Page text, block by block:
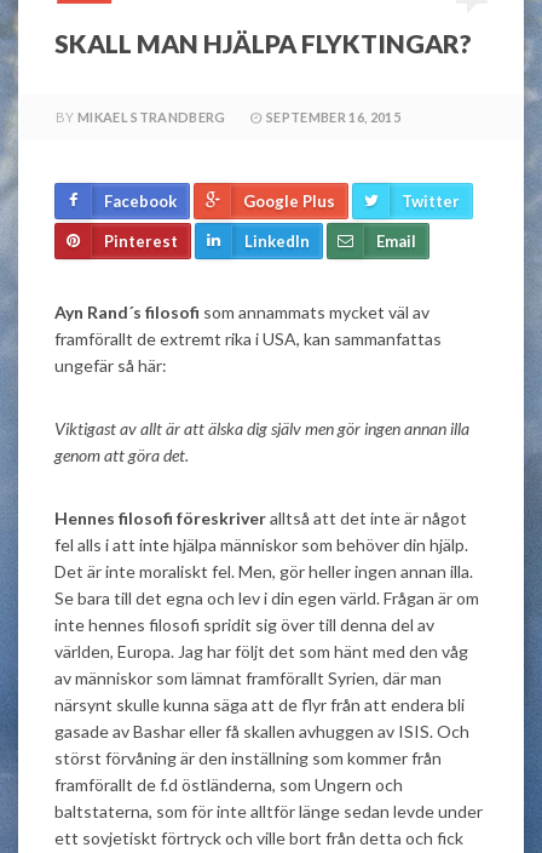
SKALL MAN HJÄLPA FLYKTINGAR?
BY MIKAEL STRANDBERG SEPTEMBER 16, 2015
Facebook Google Plus Twitter
Pinterest LinkedIn Email
Ayn Rand´s filosofi som annammats mycket väl av
framförallt de extremt rika i USA, kan sammanfattas
ungefär så här:
Viktigast av allt är att älska dig själv men gör ingen annan illa
genom att göra det.
Hennes filosofi föreskriveralltså att det inte är något
fel alls i att inte hjälpa människor som behöver din hjälp.
Det är inte moraliskt fel. Men, gör heller ingen annan illa.
Se bara till det egna och lev i din egen värld. Frågan är om
inte hennes filosofi spridit sig över till denna del av
världen, Europa. Jag har följt det som hänt med den våg
av människor som lämnat framförallt Syrien, där man
närsynt skulle kunna säga att de flyr från att endera bli
gasade av Bashar eller få skallen avhuggen av ISIS. Och
störst förvåning är den inställning som kommer från
framförallt de f.d östländerna, som Ungern och
baltstaterna, som för inte alltför länge sedan levde under
ett sovjetiskt förtryck och ville bort från detta och fick